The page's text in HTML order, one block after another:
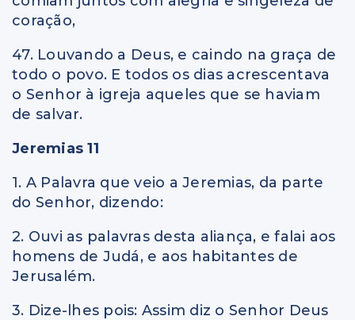
coração,
47. Louvando a Deus, e caindo na graça de
todo o povo. E todos os dias acrescentava
o Senhor à igreja aqueles que se haviam
de salvar.
Jeremias 11
1. A Palavra que veio a Jeremias, da parte
do Senhor, dizendo:
2. Ouvi as palavras desta aliança, e falai aos
homens de Judá, e aos habitantes de
Jerusalém.
3. Dize-lhes pois: Assim diz o Senhor Deus